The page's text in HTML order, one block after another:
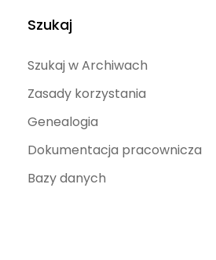
Szukaj
Szukaj w Archiwach
Zasady korzystania
Genealogia
Dokumentacja pracownicza
Bazy danych